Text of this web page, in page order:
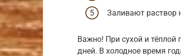
Заливают раствор
Важно! При сухой и тёплой
дней. В холодное время